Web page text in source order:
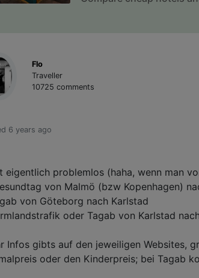
Flo
Traveller
10725 comments
6 years ago
eigentlich problemlos (haha, wenn man
von Malmö (bzw Kopenhagen)
von Göteborg nach Karlstad
oder Tagab von Karlstad
Infos gibts auf den jeweiligen Websites,
oder den Kinderpreis; bei Tagab